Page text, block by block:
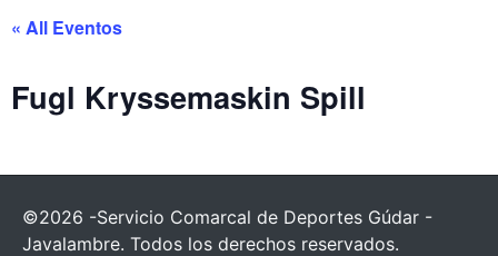
« All Eventos
Fugl Kryssemaskin Spill
©2026 -Servicio Comarcal de Deportes Gúdar -
Javalambre. Todos los derechos reservados.